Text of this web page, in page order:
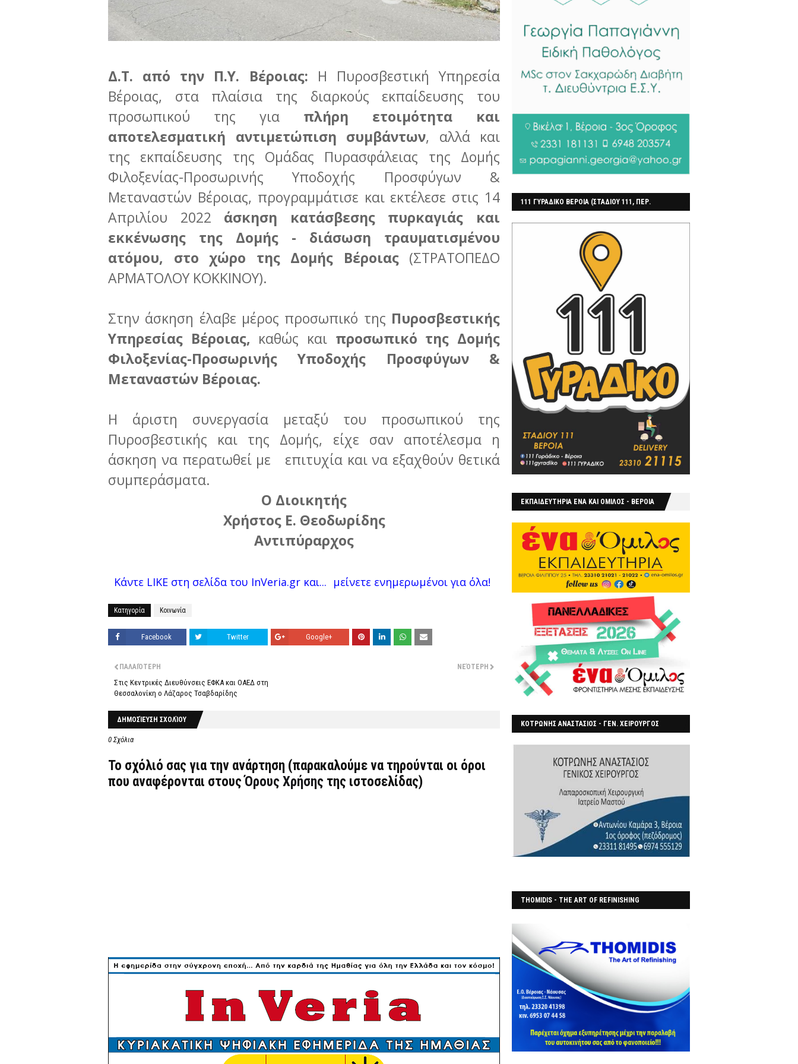
Δ.Τ. από την Π.Υ. Βέροιας: Η Πυροσβεστική Υπηρεσία
Βέροιας, στα πλαίσια της διαρκούς εκπαίδευσης του
προσωπικού της για πλήρη ετοιμότητα και
αποτελεσματική αντιμετώπιση συμβάντων, αλλά και
της εκπαίδευσης της Ομάδας Πυρασφάλειας της Δομής
Φιλοξενίας-Προσωρινής Υποδοχής Προσφύγων &
Μεταναστών Βέροιας, προγραμμάτισε και εκτέλεσε στις 14
Απριλίου 2022 άσκηση κατάσβεσης πυρκαγιάς και
εκκένωσης της Δομής - διάσωση τραυματισμένου
ατόμου, στο χώρο της Δομής Βέροιας(ΣΤΡΑΤΟΠΕΔΟ
ΑΡΜΑΤΟΛΟΥ ΚΟΚΚΙΝΟΥ).
Στην άσκηση έλαβε μέρος προσωπικό της Πυροσβεστικής
Υπηρεσίας Βέροιας, καθώς και προσωπικό της Δομής
Φιλοξενίας-Προσωρινής Υποδοχής Προσφύγων &
Μεταναστών Βέροιας.
Η άριστη συνεργασία μεταξύ του προσωπικού της
Πυροσβεστικής και της Δομής, είχε σαν αποτέλεσμα η
άσκηση να περατωθεί με επιτυχία και να εξαχθούν θετικά
συμπεράσματα.
Ο Διοικητής
Χρήστος Ε. Θεοδωρίδης
Αντιπύραρχος
Κάντε LIKE στη σελίδα του InVeria.gr και... μείνετε ενημερωμένοι για όλα!
Κατηγορία Κοινωνία
Facebook Twitter Google+
ΝΕΌΤΕΡΗ
ΠΑΛΑΙΌΤΕΡΗ
Στις Κεντρικές Διευθύνσεις ΕΦΚΑ και ΟΑΕΔ στη
Θεσσαλονίκη ο Λάζαρος Τσαβδαρίδης
ΔΗΜΟΣΊΕΥΣΗ ΣΧΟΛΊΟΥ
0 Σχόλια
Το σχόλιό σας για την ανάρτηση (παρακαλούμε να τηρούνται οι όροι
που αναφέρονται στουςΌρους Χρήσης της ιστοσελίδας)
111 ΓΥΡΑΔΙΚΟ ΒΕΡΟΙΑ (ΣΤΑΔΙΟΥ 111, ΠΕΡ.
ΕΚΠΑΙΔΕΥΤΗΡΙΑ ΕΝΑ ΚΑΙ ΟΜΙΛΟΣ - ΒΕΡΟΙΑ
ΚΟΤΡΩΝΗΣ ΑΝΑΣΤΑΣΙΟΣ - ΓΕΝ. ΧΕΙΡΟΥΡΓΟΣ
THOMIDIS - THE ART OF REFINISHING